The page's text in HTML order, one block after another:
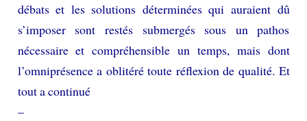
débats et les solutions déterminées qui auraient dû
s’imposer sont restés submergés sous un pathos
nécessaire et compréhensible un temps, mais dont
l’omniprésence a oblitéré toute réflexion de qualité. Et
tout a continué
–